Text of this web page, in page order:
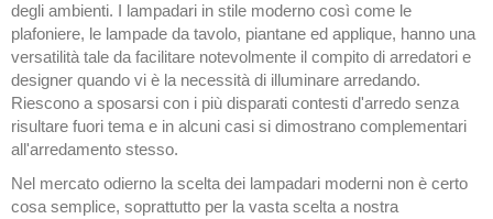
degli ambienti. I lampadari in stile moderno così come le
plafoniere, le lampade da tavolo, piantane ed applique, hanno una
versatilità tale da facilitare notevolmente il compito di arredatori e
designer quando vi è la necessità di illuminare arredando.
Riescono a sposarsi con i più disparati contesti d'arredo senza
risultare fuori tema e in alcuni casi si dimostrano complementari
all'arredamento stesso.
Nel mercato odierno la scelta dei lampadari moderni non è certo
cosa semplice, soprattutto per la vasta scelta a nostra